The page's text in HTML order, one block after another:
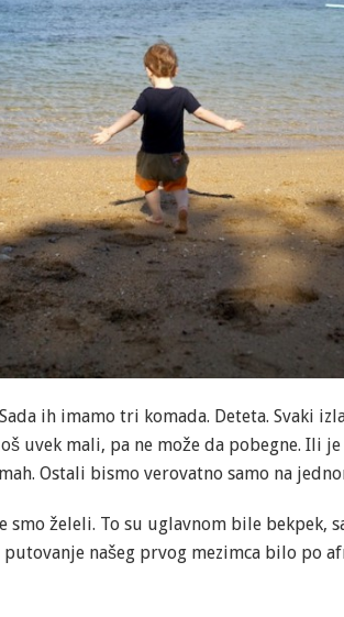
ih imamo tri komada. Deteta. Svaki
uvek mali, pa ne može da pobegne. Ili
Ostali bismo verovatno samo na
smo želeli. To su uglavnom bile bekpek,
našeg prvog mezimca bilo po